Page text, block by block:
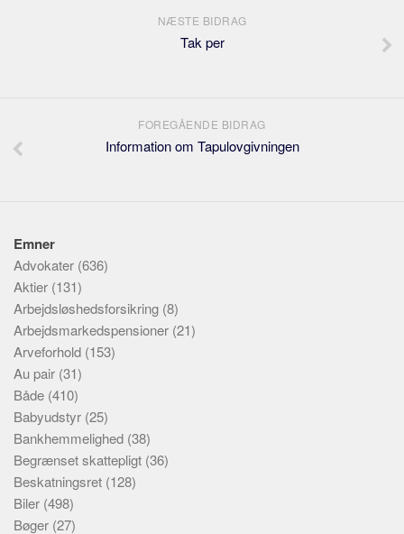
NÆSTE BIDRAG
Tak per
FOREGÅENDE BIDRAG
Information om Tapulovgivningen
Emner
Advokater (636)
Aktier (131)
Arbejdsløshedsforsikring (8)
Arbejdsmarkedspensioner (21)
Arveforhold (153)
Au pair (31)
Både (410)
Babyudstyr (25)
Bankhemmelighed (38)
Begrænset skattepligt (36)
Beskatningsret (128)
Biler (498)
Bøger (27)